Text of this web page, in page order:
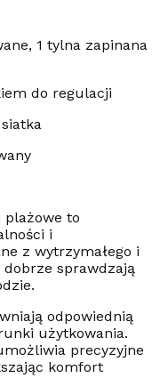
1 tylna zapinana
do regulacji
plażowe to
i
z wytrzymałego i
sprawdzają
odpowiednią
użytkowania.
precyzyjne
komfort